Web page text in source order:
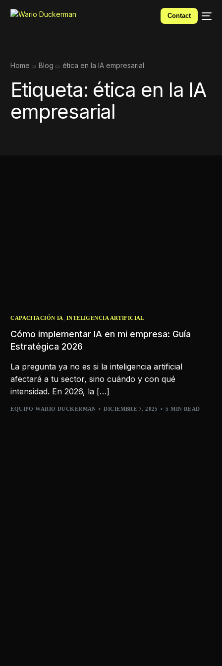
Contact
Home Blog ética en la IA empresarial
Etiqueta: ética en la IA
empresarial
CAPACITACIÓN IA , INTELIGENCIA ARTIFICIAL
Cómo implementar IA en mi empresa: Guía
Estratégica 2026
La pregunta ya no es si la inteligencia artificial
afectará a tu sector, sino cuándo y con qué
intensidad. En 2026, la […]
EQUIPO WARIO DUCKERMAN DICIEMBRE 7, 2025 5 MIN READ